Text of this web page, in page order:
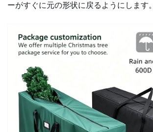
ーがすぐに元の形状に戻るようにします。